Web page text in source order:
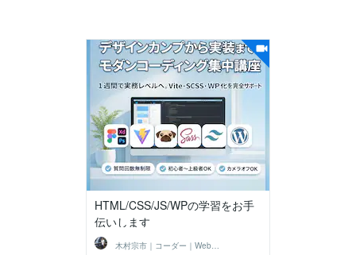
HTML/CSS/JS/WPの学習をお手
伝いします
木村宗市｜コーダー｜Web制作